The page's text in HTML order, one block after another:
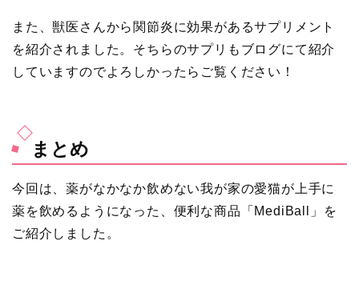
また、獣医さんから関節炎に効果があるサプリメント
を紹介されました。そちらのサプリもブログにて紹介
していますのでよろしかったらご覧ください！
まとめ
今回は、薬がなかなか飲めない我が家の愛猫が上手に
薬を飲めるようになった、便利な商品「MediBall」を
ご紹介しました。